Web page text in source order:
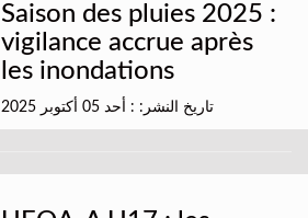
Saison des pluies 2025 :
vigilance accrue après
les inondations
تاريخ النشر: : أحد 05 أكتوبر 2025